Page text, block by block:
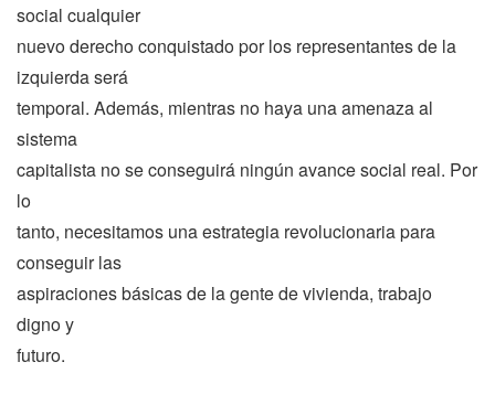
social cualquier
nuevo derecho conquistado por los representantes de la
izquierda será
temporal. Además, mientras no haya una amenaza al
sistema
capitalista no se conseguirá ningún avance social real. Por
lo
tanto, necesitamos una estrategia revolucionaria para
conseguir las
aspiraciones básicas de la gente de vivienda, trabajo
digno y
futuro.